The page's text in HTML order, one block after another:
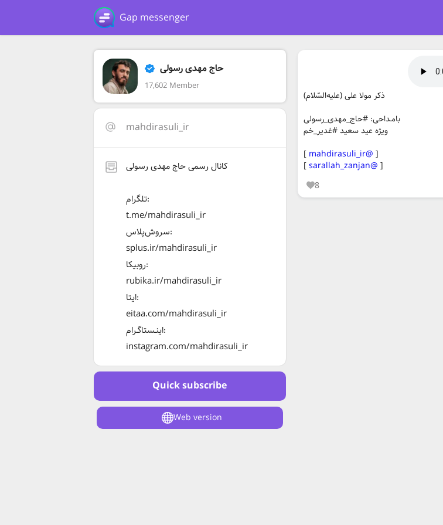
Gap messenger
حاج مهدی رسولی
17,602 Member
mahdirasuli_ir
کانال رسمی حاج مهدی رسولی
تلگرام:
t.me/mahdirasuli_ir
سروش‌پلاس:
splus.ir/mahdirasuli_ir
روبیکا:
rubika.ir/mahdirasuli_ir
ایتا:
eitaa.com/mahdirasuli_ir
اینـستاگـرام:
instagram.com/mahdirasuli_ir
Quick subscribe
Web version
ذکر مولا علی (علیه‌السّلام)
بامـداحی: #حاج_مهدی_رسولی
ویژه عید سعید #غدیر_خم
[
@mahdirasuli_ir
]
[
@sarallah_zanjan
]
8